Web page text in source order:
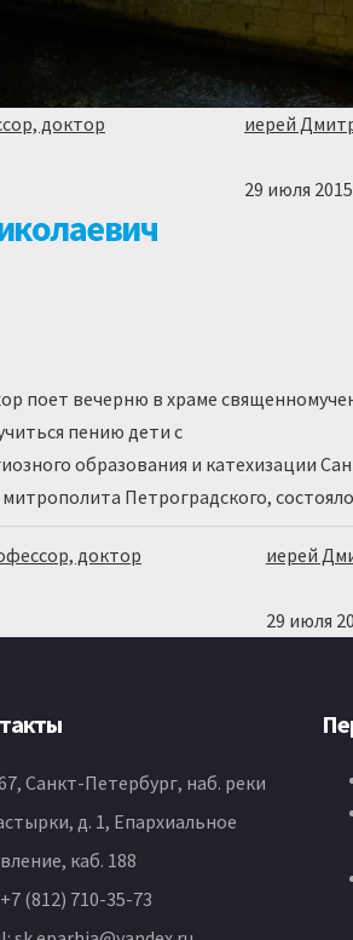
доктор
иерей
29 июля 2015
поет вечерню в храме
пению дети с
образования и катехизации
Петроградского,
доктор
иерей
29 июля
Санкт-Петербург, наб. реки
д. 1, Епархиальное
каб. 188
+7 (812) 710-35-73